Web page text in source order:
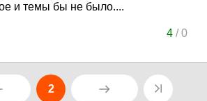
и темы бы не было....
4/0
2